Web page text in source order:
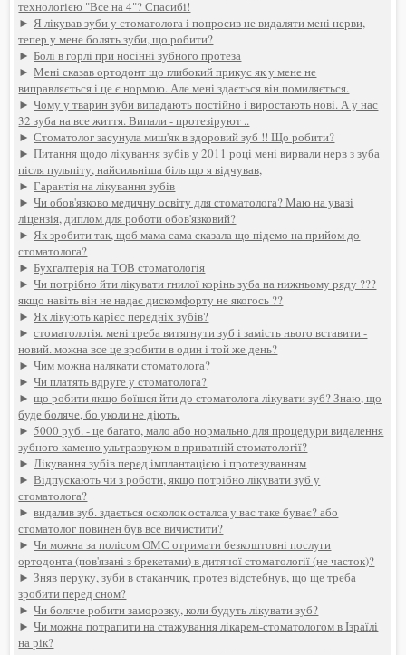
технологією "Все на 4"? Спасибі!
►Я лікував зуби у стоматолога і попросив не видаляти мені нерви,
тепер у мене болять зуби, що робити?
►Болі в горлі при носінні зубного протеза
►Мені сказав ортодонт що глибокий прикус як у мене не
виправляється і це є нормою. Але мені здається він помиляється.
►Чому у тварин зуби випадають постійно і виростають нові. А у нас
32 зуба на все життя. Випали - протезіруют ..
►Стоматолог засунула миш'як в здоровий зуб !! Що робити?
►Питання щодо лікування зубів у 2011 році мені вирвали нерв з зуба
після пульпіту, найсильніша біль що я відчував,
►Гарантія на лікування зубів
►Чи обов'язково медичну освіту для стоматолога? Маю на увазі
ліцензія, диплом для роботи обов'язковий?
►Як зробити так, щоб мама сама сказала що підемо на прийом до
стоматолога?
►Бухгалтерія на ТОВ стоматологія
►Чи потрібно йти лікувати гнилої корінь зуба на нижньому ряду ???
якщо навіть він не надає дискомфорту не якогось ??
►Як лікують карієс передніх зубів?
►стоматологія. мені треба витягнути зуб і замість нього вставити -
новий. можна все це зробити в один і той же день?
►Чим можна налякати стоматолога?
►Чи платять вдруге у стоматолога?
►що робити якщо боїшся йти до стоматолога лікувати зуб? Знаю, що
буде боляче, бо уколи не діють.
►5000 руб. - це багато, мало або нормально для процедури видалення
зубного каменю ультразвуком в приватній стоматології?
►Лікування зубів перед імплантацією і протезуванням
►Відпускають чи з роботи, якщо потрібно лікувати зуб у
стоматолога?
►видалив зуб. здається осколок осталса у вас таке буває? або
стоматолог повинен був все вичистити?
►Чи можна за полісом ОМС отримати безкоштовні послуги
ортодонта (пов'язані з брекетами) в дитячої стоматології (не часток)?
►Зняв перуку, зуби в стаканчик, протез відстебнув, що ще треба
зробити перед сном?
►Чи боляче робити заморозку, коли будуть лікувати зуб?
►Чи можна потрапити на стажування лікарем-стоматологом в Ізраїлі
на рік?